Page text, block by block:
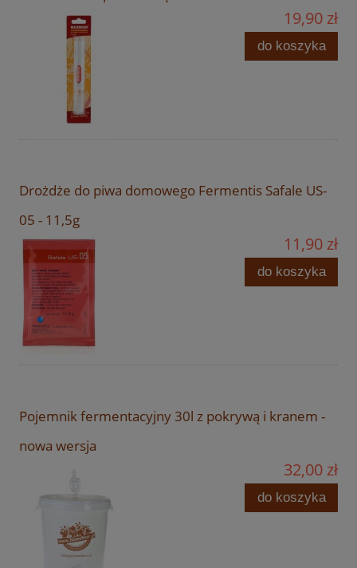
19,90 zł
do koszyka
Drożdże do piwa domowego Fermentis Safale US-
05 - 11,5g
11,90 zł
do koszyka
Pojemnik fermentacyjny 30l z pokrywą i kranem -
nowa wersja
32,00 zł
do koszyka